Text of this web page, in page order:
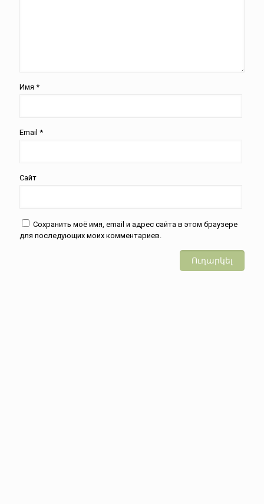
Имя *
Email *
Сайт
Сохранить моё имя, email и адрес сайта в этом браузере
для последующих моих комментариев.